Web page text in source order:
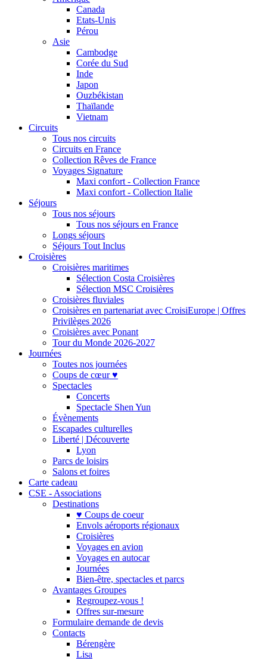
Canada
Etats-Unis
Pérou
Asie
Cambodge
Corée du Sud
Inde
Japon
Ouzbékistan
Thaïlande
Vietnam
Circuits
Tous nos circuits
Circuits en France
Collection Rêves de France
Voyages Signature
Maxi confort - Collection France
Maxi confort - Collection Italie
Séjours
Tous nos séjours
Tous nos séjours en France
Longs séjours
Séjours Tout Inclus
Croisières
Croisières maritimes
Sélection Costa Croisières
Sélection MSC Croisières
Croisières fluviales
Croisières en partenariat avec CroisiEurope | Offres
Privilèges 2026
Croisières avec Ponant
Tour du Monde 2026-2027
Journées
Toutes nos journées
Coups de cœur ♥
Spectacles
Concerts
Spectacle Shen Yun
Évènements
Escapades culturelles
Liberté | Découverte
Lyon
Parcs de loisirs
Salons et foires
Carte cadeau
CSE - Associations
Destinations
♥ Coups de coeur
Envols aéroports régionaux
Croisières
Voyages en avion
Voyages en autocar
Journées
Bien-être, spectacles et parcs
Avantages Groupes
Regroupez-vous !
Offres sur-mesure
Formulaire demande de devis
Contacts
Bérengère
Lisa